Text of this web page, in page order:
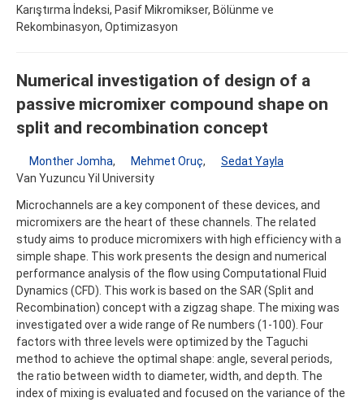
Karıştırma İndeksi, Pasif Mikromikser, Bölünme ve
Rekombinasyon, Optimizasyon
Numerical investigation of design of a
passive micromixer compound shape on
split and recombination concept
Monther Jomha, Mehmet Oruç,
Sedat Yayla
Van Yuzuncu Yil University
Microchannels are a key component of these devices, and
micromixers are the heart of these channels. The related
study aims to produce micromixers with high efficiency with a
simple shape. This work presents the design and numerical
performance analysis of the flow using Computational Fluid
Dynamics (CFD). This work is based on the SAR (Split and
Recombination) concept with a zigzag shape. The mixing was
investigated over a wide range of Re numbers (1-100). Four
factors with three levels were optimized by the Taguchi
method to achieve the optimal shape: angle, several periods,
the ratio between width to diameter, width, and depth. The
index of mixing is evaluated and focused on the variance of the